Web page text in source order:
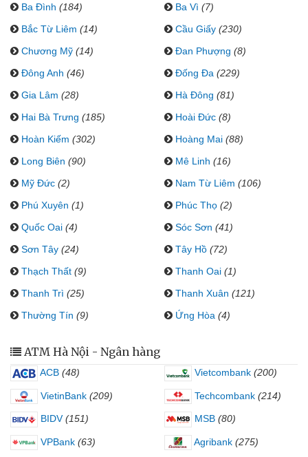
Ba Đình (184) Ba Vì (7)
Bắc Từ Liêm (14) Cầu Giấy (230)
Chương Mỹ (14) Đan Phượng (8)
Đông Anh (46) Đống Đa (229)
Gia Lâm (28) Hà Đông (81)
Hai Bà Trưng (185) Hoài Đức (8)
Hoàn Kiếm (302) Hoàng Mai (88)
Long Biên (90) Mê Linh (16)
Mỹ Đức (2) Nam Từ Liêm (106)
Phú Xuyên (1) Phúc Thọ (2)
Quốc Oai (4) Sóc Sơn (41)
Sơn Tây (24) Tây Hồ (72)
Thạch Thất (9) Thanh Oai (1)
Thanh Trì (25) Thanh Xuân (121)
Thường Tín (9) Ứng Hòa (4)
ATM Hà Nội - Ngân hàng
ACB (48) Vietcombank (200)
VietinBank (209) Techcombank (214)
BIDV (151) MSB (80)
VPBank (63) Agribank (275)